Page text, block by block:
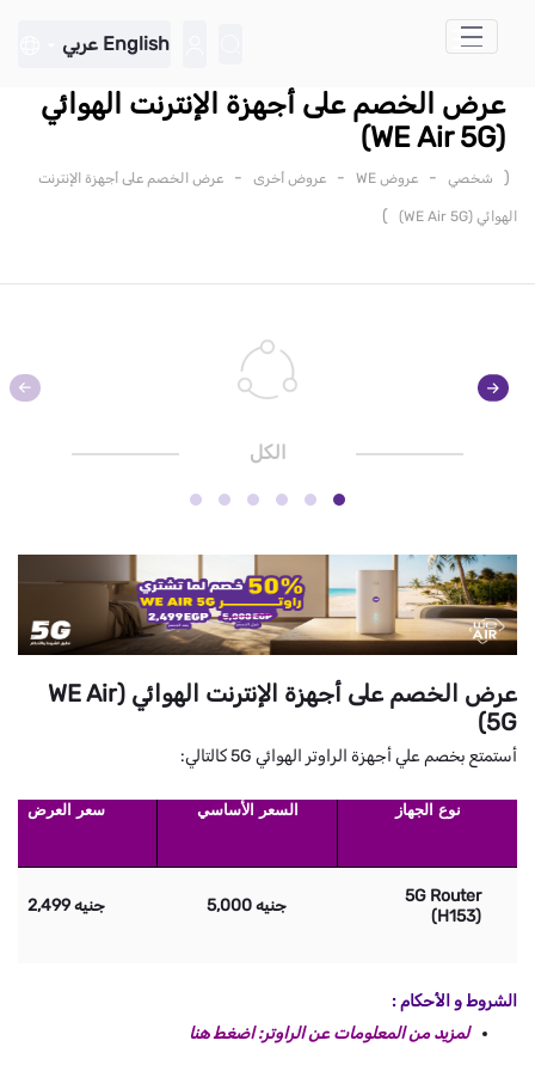
تخطي إلى المحتوى الرئيسي
English عربي
عرض الخصم على أجهزة الإنترنت الهوائي
(WE Air 5G)
( شخصي - عروض WE - عروض أخرى - عرض الخصم على أجهزة الإنترنت
الهوائي (WE Air 5G) )
الكل
عرض الخصم على أجهزة الإنترنت الهوائي (WE Air
5G)
أستمتع بخصم علي أجهزة الراوتر الهوائي 5G كالتالي:
نوع الجهاز السعر الأساسي سعر العرض
5G Router
(H153)
جنيه 5,000 جنيه 2,499
الشروط و الأحكام :
لمزيد من المعلومات عن الراوتر: اضغط هنا